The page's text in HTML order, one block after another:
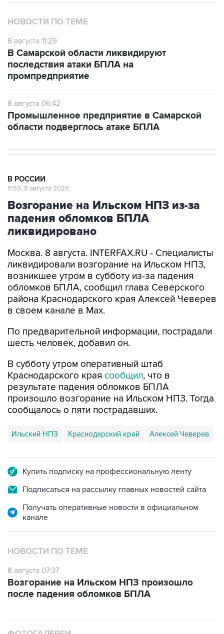
НОВОСТИ ПО ТЕМЕ
8 августа 11:29
В Самарской области ликвидируют
последствия атаки БПЛА на
промпредприятие
8 августа 06:42
Промышленное предприятие в Самарской
области подверглось атаке БПЛА
В РОССИИ
11:59, 8 августа 2026
Возгорание на Ильском НПЗ из-за
падения обломков БПЛА
ликвидировано
Москва. 8 августа. INTERFAX.RU - Специалисты
ликвидировали возгорание на Ильском НПЗ,
возникшее утром в субботу из-за падения
обломков БПЛА, сообщил глава Северского
района Краснодарского края Алексей Чеверев
в своем канале в Max.
По предварительной информации, пострадали
шесть человек, добавил он.
В субботу утром оперативный штаб
Краснодарского края сообщил, что в
результате падения обломков БПЛА
произошло возгорание на Ильском НПЗ. Тогда
сообщалось о пяти пострадавших.
Ильский НПЗ Краснодарский край Алексей Чеверев
Купить подписку на профессиональную ленту
Подписаться на рассылку главных новостей сайта
Получать оперативные новости в официальном
канале
НОВОСТИ ПО ТЕМЕ
8 августа 07:37
Возгорание на Ильском НПЗ произошло
после падения обломков БПЛА